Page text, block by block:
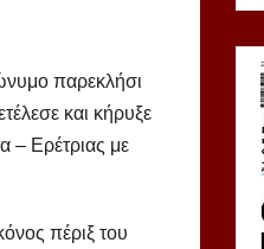
παρεκλήσι
και κήρυξε
– Ερέτριας με
πέριξ του